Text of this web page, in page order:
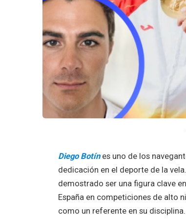
Diego Botínes uno de los
dedicación en el deporte de la
demostrado ser una figura clave
España en competiciones de alto
como un referente en su disciplina.